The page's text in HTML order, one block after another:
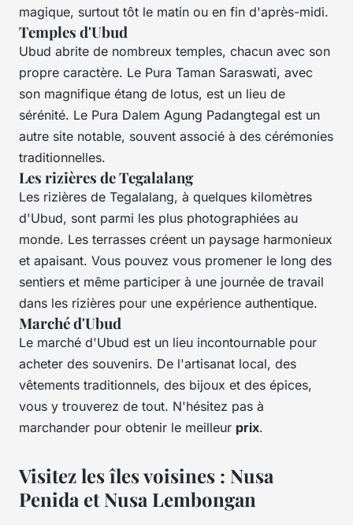
magique, surtout tôt le matin ou en fin d'après-midi.
Temples d'Ubud
Ubud abrite de nombreux temples, chacun avec son
propre caractère. Le Pura Taman Saraswati, avec
son magnifique étang de lotus, est un lieu de
sérénité. Le Pura Dalem Agung Padangtegal est un
autre site notable, souvent associé à des cérémonies
traditionnelles.
Les rizières de Tegalalang
Les rizières de Tegalalang, à quelques kilomètres
d'Ubud, sont parmi les plus photographiées au
monde. Les terrasses créent un paysage harmonieux
et apaisant. Vous pouvez vous promener le long des
sentiers et même participer à une journée de travail
dans les rizières pour une expérience authentique.
Marché d'Ubud
Le marché d'Ubud est un lieu incontournable pour
acheter des souvenirs. De l'artisanat local, des
vêtements traditionnels, des bijoux et des épices,
vous y trouverez de tout. N'hésitez pas à
marchander pour obtenir le meilleur prix.
Visitez les îles voisines : Nusa
Penida et Nusa Lembongan